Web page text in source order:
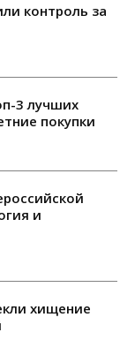
контроль за
3 лучших
покупки
и
хищение